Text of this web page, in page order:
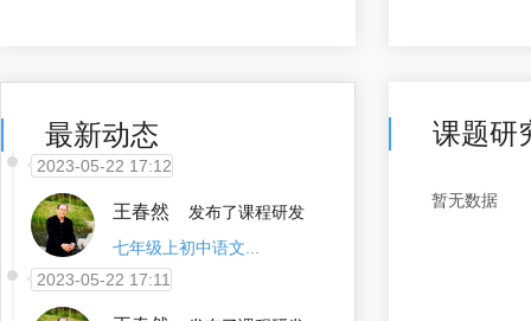
最新动态七年级上初中语文...
2023-05-22 17:11
王春然
发布了课程研发
七年级上初中语文...
2023-05-22 17:04
课题研
暂无数据